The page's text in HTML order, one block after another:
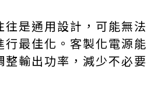
往是通用設計，可能無法
行最佳化。客製化電源能
整輸出功率，減少不必要